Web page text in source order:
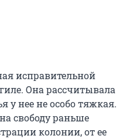
исправительной
Она рассчитывала
у нее не особо тяжкая.
свободу раньше
колонии, от ее